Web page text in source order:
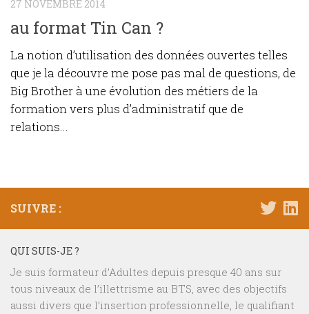
27 NOVEMBRE 2014
au format Tin Can ?
La notion d’utilisation des données ouvertes telles
que je la découvre me pose pas mal de questions, de
Big Brother à une évolution des métiers de la
formation vers plus d’administratif que de
relations...
SUIVRE :
QUI SUIS-JE ?
Je suis formateur d’Adultes depuis presque 40 ans sur
tous niveaux de l’illettrisme au BTS, avec des objectifs
aussi divers que l’insertion professionnelle, le qualifiant